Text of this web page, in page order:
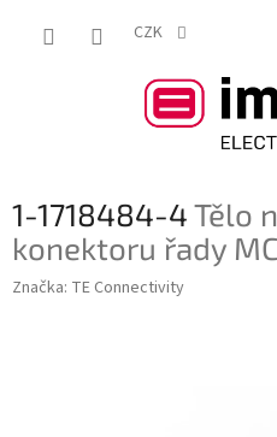
CZK
1-1718484-4Tělo
konektoru řady
Značka: TE Connectivity